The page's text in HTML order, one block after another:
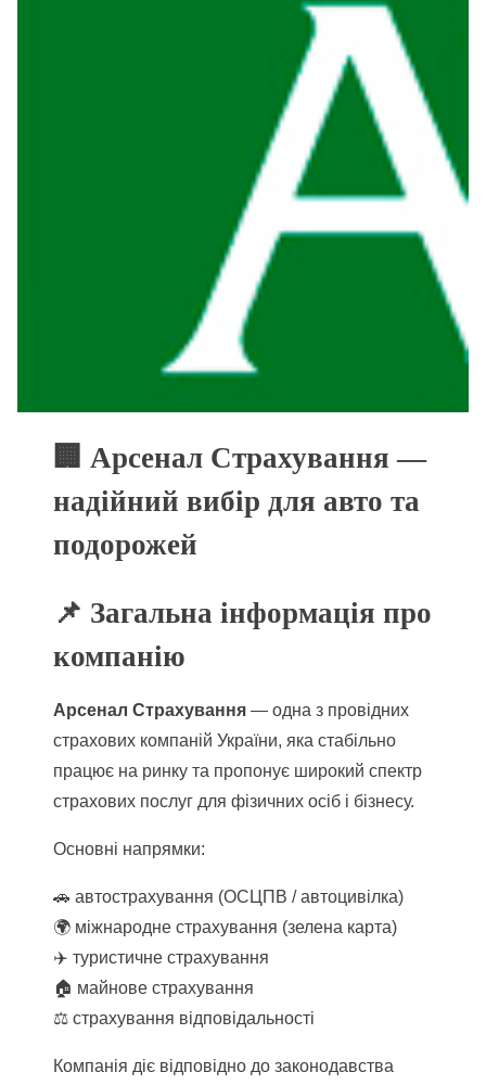
🏢 Арсенал Страхування —
надійний вибір для авто та
подорожей
📌 Загальна інформація про
компанію
Арсенал Страхування — одна з провідних
страхових компаній України, яка стабільно
працює на ринку та пропонує широкий спектр
страхових послуг для фізичних осіб і бізнесу.
Основні напрямки:
🚗 автострахування (ОСЦПВ / автоцивілка)
🌍 міжнародне страхування (зелена карта)
✈️ туристичне страхування
🏠 майнове страхування
⚖️ страхування відповідальності
Компанія діє відповідно до законодавства